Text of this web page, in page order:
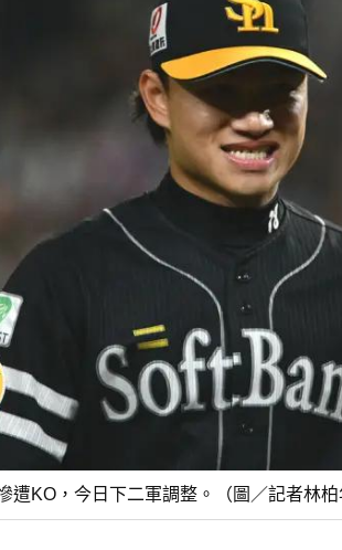
KO，今日下二軍調整。（圖／記者林柏